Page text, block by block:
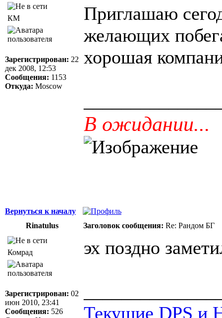
КМ
Зарегистрирован: 22
дек 2008, 12:53
Сообщения: 1153
Откуда: Moscow
Приглашаю
желающих
хорошая
В ожидании...
Вернуться к началу
Rinatulus
Заголовок сообщения: Re: Рандом БГ
Комрад
Зарегистрирован: 02
июн 2010, 23:41
Сообщения: 526
эх поздно
Текущие DPS и